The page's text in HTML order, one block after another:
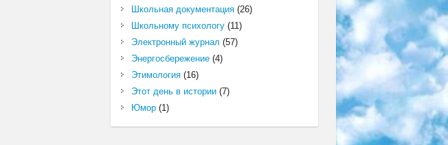
Школьная документация(26)
Школьному психологу(11)
Электронный журнал (57)
Энергосбережение(4)
Этимология(16)
Этот день в истории(7)
Юмор(1)